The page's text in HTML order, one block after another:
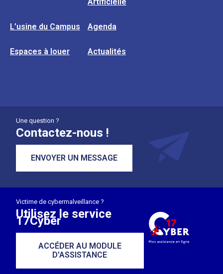
L’usine du Campus Agenda
Espaces à louer Actualités
Une question ?
Contactez-nous !
ENVOYER UN MESSAGE
Victime de cybermalveillance ?
Utilisez le service
17Cyber
ACCÉDER AU MODULE
D'ASSISTANCE